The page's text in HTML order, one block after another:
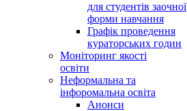
для студентів заочної
форми навчання
Графік проведення
кураторських годин
Моніторинг якості
освіти
Неформальна та
інфоромальна освіта
Анонси